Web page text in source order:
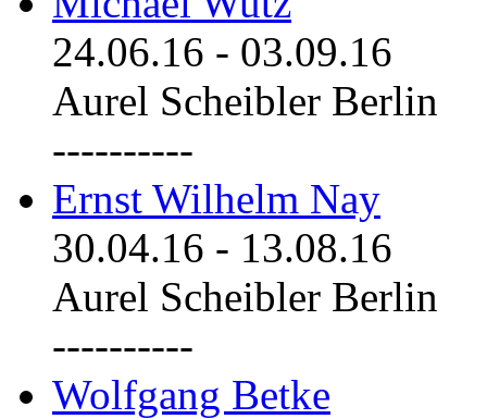
24.06.16 - 03.09.16
Aurel Scheibler Berlin
----------
Ernst Wilhelm Nay
30.04.16 - 13.08.16
Aurel Scheibler Berlin
----------
Wolfgang Betke